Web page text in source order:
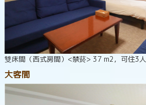
雙床間（西式房間）<禁菸> 37 m2，可住3人
大客間